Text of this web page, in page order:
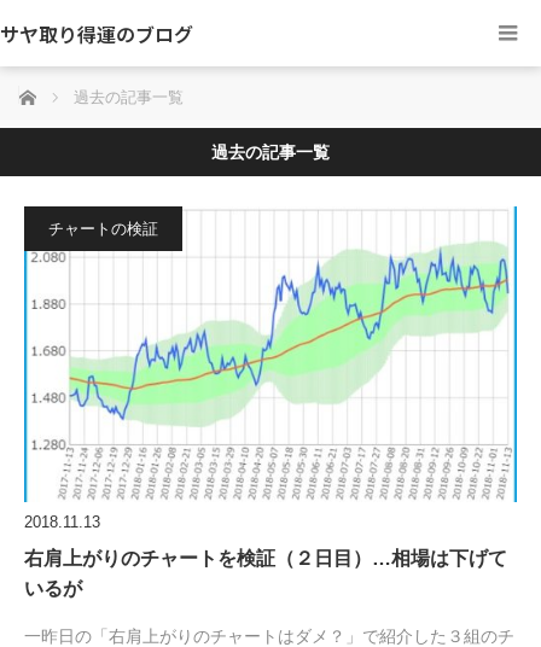
サヤ取り得運のブログ
ホーム 過去の記事一覧
過去の記事一覧
チャートの検証
2018.11.13
右肩上がりのチャートを検証（２日目）…相場は下げて
いるが
一昨日の「右肩上がりのチャートはダメ？」で紹介した３組のチ